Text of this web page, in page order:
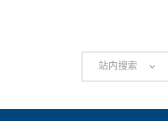
站内搜索